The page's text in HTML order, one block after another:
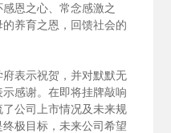
恩之心、常念感激之
养育之恩，回馈社会的
表示祝贺，并对默默无
感谢。在即将挂牌敲响
公司上市情况及未来规
极目标，未来公司希望